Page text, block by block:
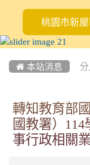
桃園市新
 本站消息
轉知教育部
國教署）
事行政相關